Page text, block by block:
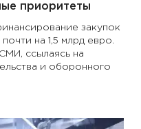
приоритеты
закупок
на 1,5 млрд евро.
ссылаясь на
и оборонного